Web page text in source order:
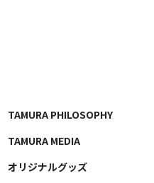
TAMURA PHILOSOPHY
TAMURA MEDIA
オリジナルグッズ